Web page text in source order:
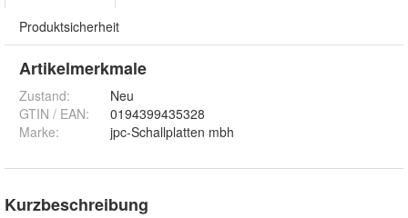
Produktsicherheit
Artikelmerkmale
Zustand:
Neu
GTIN / EAN:
0194399435328
Marke:
jpc-Schallplatten mbh
Kurzbeschreibung